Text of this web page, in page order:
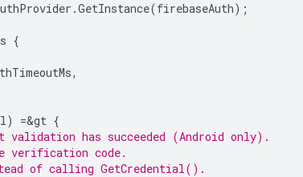
.GetInstance(firebaseAuth);
{
,
) =&gt {
has succeeded (Android only).
verification code.
of calling GetCredential().